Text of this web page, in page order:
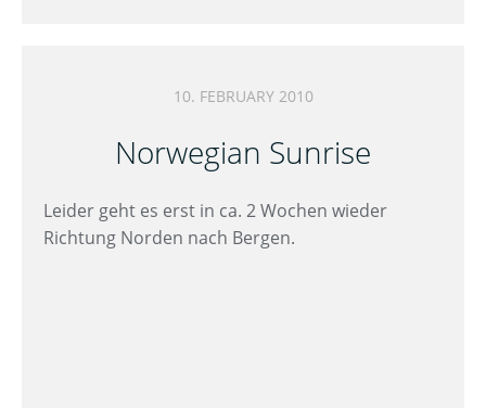
10. FEBRUARY 2010
Norwegian Sunrise
Leider geht es erst in ca. 2 Wochen wieder
Richtung Norden nach Bergen.